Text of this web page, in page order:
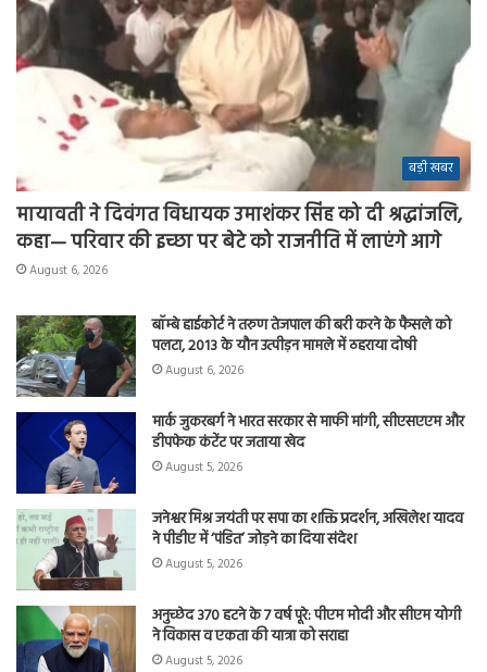
बड़ी खबर
मायावती ने दिवंगत विधायक उमाशंकर सिंह को दी श्रद्धांजलि,
कहा— परिवार की इच्छा पर बेटे को राजनीति में लाएंगे आगे
August 6, 2026
बॉम्बे हाईकोर्ट ने तरुण तेजपाल की बरी करने के फैसले को
पलटा, 2013 के यौन उत्पीड़न मामले में ठहराया दोषी
August 6, 2026
मार्क जुकरबर्ग ने भारत सरकार से माफी मांगी, सीएसएएम और
डीपफेक कंटेंट पर जताया खेद
August 5, 2026
जनेश्वर मिश्र जयंती पर सपा का शक्ति प्रदर्शन, अखिलेश यादव
ने पीडीए में ‘पंडित’ जोड़ने का दिया संदेश
August 5, 2026
अनुच्छेद 370 हटने के 7 वर्ष पूरे: पीएम मोदी और सीएम योगी
ने विकास व एकता की यात्रा को सराहा
August 5, 2026